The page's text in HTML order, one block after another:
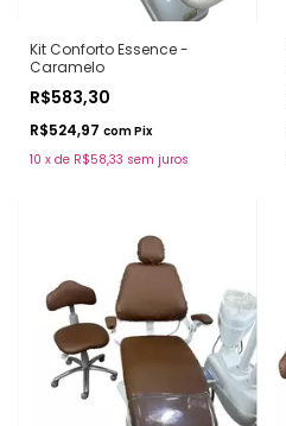
Kit Conforto Essence -
Caramelo
R$583,30
R$524,97 comPix
10 x de R$58,33 sem juros